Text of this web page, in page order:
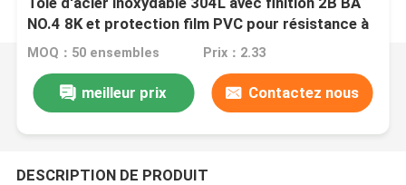
NO.4 8K et protection film PVC pour résistance à
la corrosion
MOQ：50 ensembles Prix：2.33
meilleur prix Contactez nous
DESCRIPTION DE PRODUIT